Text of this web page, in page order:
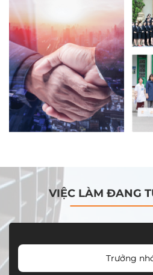
VIỆC LÀM ĐANG
Trưởng